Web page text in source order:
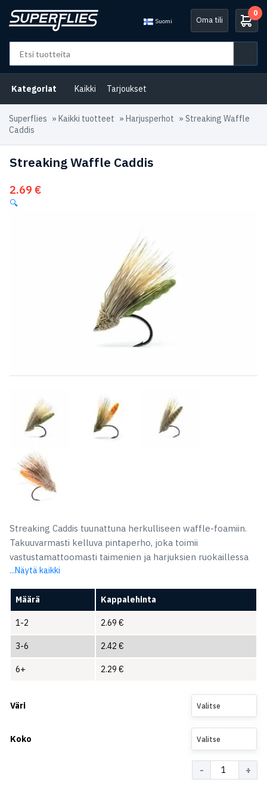
Suomi Oma tili
0
Kategoriat Kaikki Tarjoukset
Superflies » Kaikki tuotteet » Harjusperhot » Streaking Waffle
Caddis
Streaking Waffle Caddis
2.69 €
🔍
Streaking Caddis tuunattuna herkulliseen waffle-foamiin.
Takuuvarmasti kelluva pintaperho, joka toimii
vastustamattoomasti taimenien ja harjuksien ruokaillessa
...Näytä kaikki
Määrä Kappalehinta
1-2 2.69 €
3-6 2.42 €
6+ 2.29 €
Väri Valitse
Koko Valitse